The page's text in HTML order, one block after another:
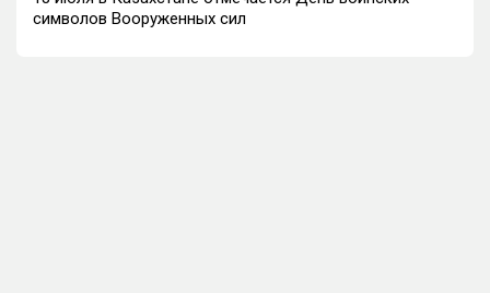
символов Вооруженных сил